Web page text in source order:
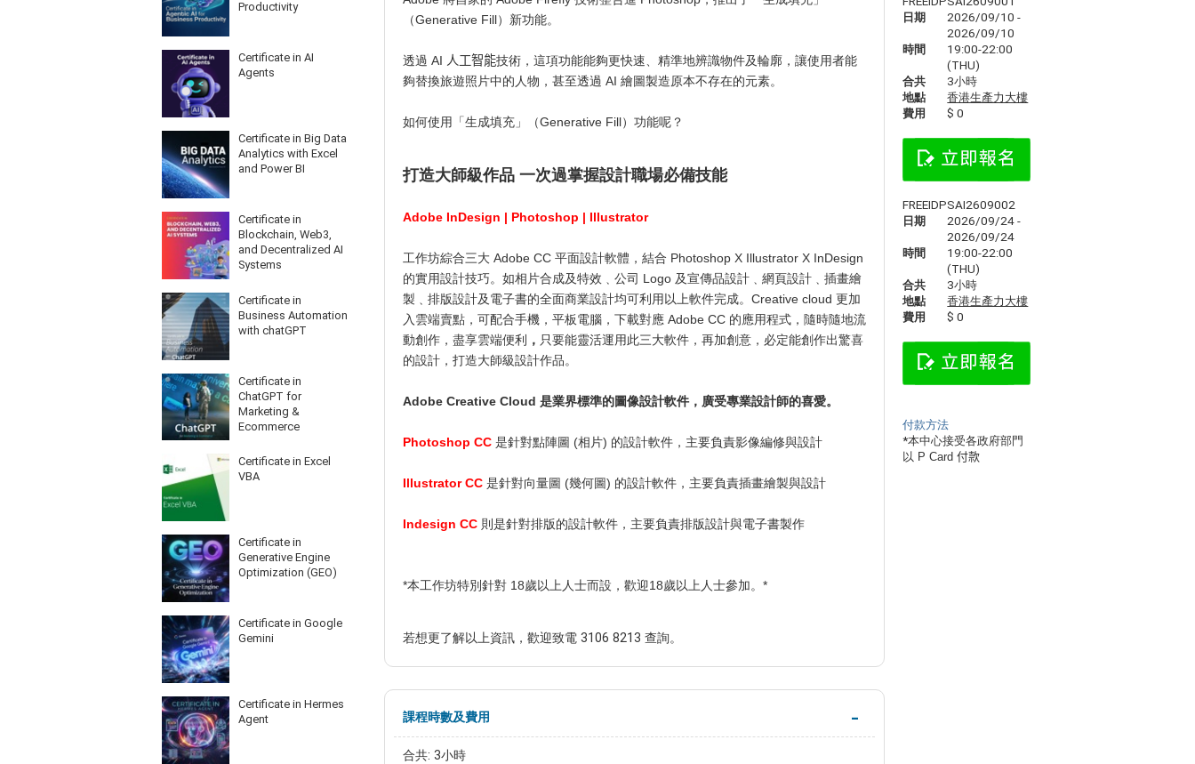
Productivity
Certificate in AI
Agents
Certificate in Big Data
Analytics with Excel
and Power BI
Certificate in
Blockchain, Web3,
and Decentralized AI
Systems
Certificate in
Business Automation
with chatGPT
Certificate in
ChatGPT for
Marketing &
Ecommerce
Certificate in Excel
VBA
Certificate in
Generative Engine
Optimization (GEO)
Certificate in Google
Gemini
Certificate in Hermes
Agent
（Generative Fill）新功能。
透過 AI 人工智能技術，這項功能能夠更快速、精準地辨識物件及輪廓，讓使用者能
夠替換旅遊照片中的人物，甚至透過 AI 繪圖製造原本不存在的元素。
如何使用「生成填充」（Generative Fill）功能呢？
打造大師級作品 一次過掌握設計職場必備技能
Adobe InDesign | Photoshop | Illustrator
工作坊綜合三大 Adobe CC 平面設計軟體，結合 Photoshop X Illustrator X InDesign
的實用設計技巧。如相片合成及特效﹑公司 Logo 及宣傳品設計﹑網頁設計﹑插畫繪
製﹑排版設計及電子書的全面商業設計均可利用以上軟件完成。Creative cloud 更加
入雲端賣點，可配合手機，平板電腦，下載對應 Adobe CC 的應用程式，隨時隨地流
動創作，盡享雲端便利
， 只要能靈活運用此三大軟件，再加創意，必定能創作出驚喜
的設計，打造大師級設計作品。
Adobe Creative Cloud 是業界標準的圖像設計軟件，廣受專業設計師的喜愛。
Photoshop CC 是針對點陣圖 (相片) 的設計軟件，主要負責影像編修與設計
Illustrator CC 是針對向量圖 (幾何圖) 的設計軟件，主要負責插畫繪製與設計
Indesign CC 則是針對排版的設計軟件，主要負責排版設計與電子書製作
*本工作坊特別針對 18歲以上人士而設，歡迎18歲以上人士參加。*
若想更了解以上資訊，歡迎致電 3106 8213 查詢。
課程時數及費用
合共: 3小時
日期
2026/09/10 -
2026/09/10
時間
19:00-22:00
(THU)
合共
3小時
地點
香港生產力大樓
費用
$ 0
FREEIDPSAI2609002
日期
2026/09/24 -
2026/09/24
時間
19:00-22:00
(THU)
合共
3小時
地點
香港生產力大樓
費用
$ 0
付款方法
*本中心接受各政府部門
以 P Card付款